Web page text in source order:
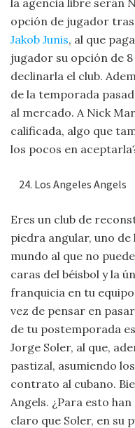
opción de jugador
Jakob Junis, al que
jugador su opción de 8
declinarla el club.
de la temporada
al mercado. A Nick
calificada, algo que
los pocos en
Los Angeles Angels
Eres un club de
piedra angular, uno
mundo al que no
caras del béisbol y la
franquicia en tu
vez de pensar en
de tu postemporada
Jorge Soler, al que,
pastizal, asumiendo
contrato al cubano.
Angels. ¿Para esto
claro que Soler, en su